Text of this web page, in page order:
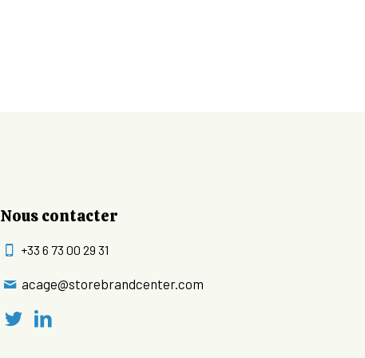
Nous contacter
+33 6 73 00 29 31
acage@storebrandcenter.com